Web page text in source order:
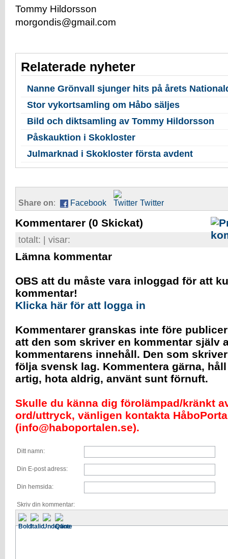
Tommy Hildorsson
morgondis@gmail.com
Relaterade nyheter
Nanne Grönvall sjunger hits på årets
Stor vykortsamling om Håbo säljes
Bild och diktsamling av Tommy Hildorsson
Påskauktion i Skokloster
Julmarknad i Skokloster första avdent
Share on: Facebook Twitter
Kommentarer (0 Skickat)
totalt: | visar:
Lämna kommentar
OBS att du måste vara inloggad för att
kommentar!
Klicka här för att logga in
Kommentarer granskas inte före
att den som skriver en kommentar själv
kommentarens innehåll. Den som
följa svensk lag. Kommentera gärna,
artig, hota aldrig, använt sunt förnuft.
Skulle du känna dig förolämpad/kränkt
ord/uttryck, vänligen kontakta
(info@haboportalen.se).
Ditt namn:
Din E-post adress:
Din hemsida:
Skriv din kommentar: